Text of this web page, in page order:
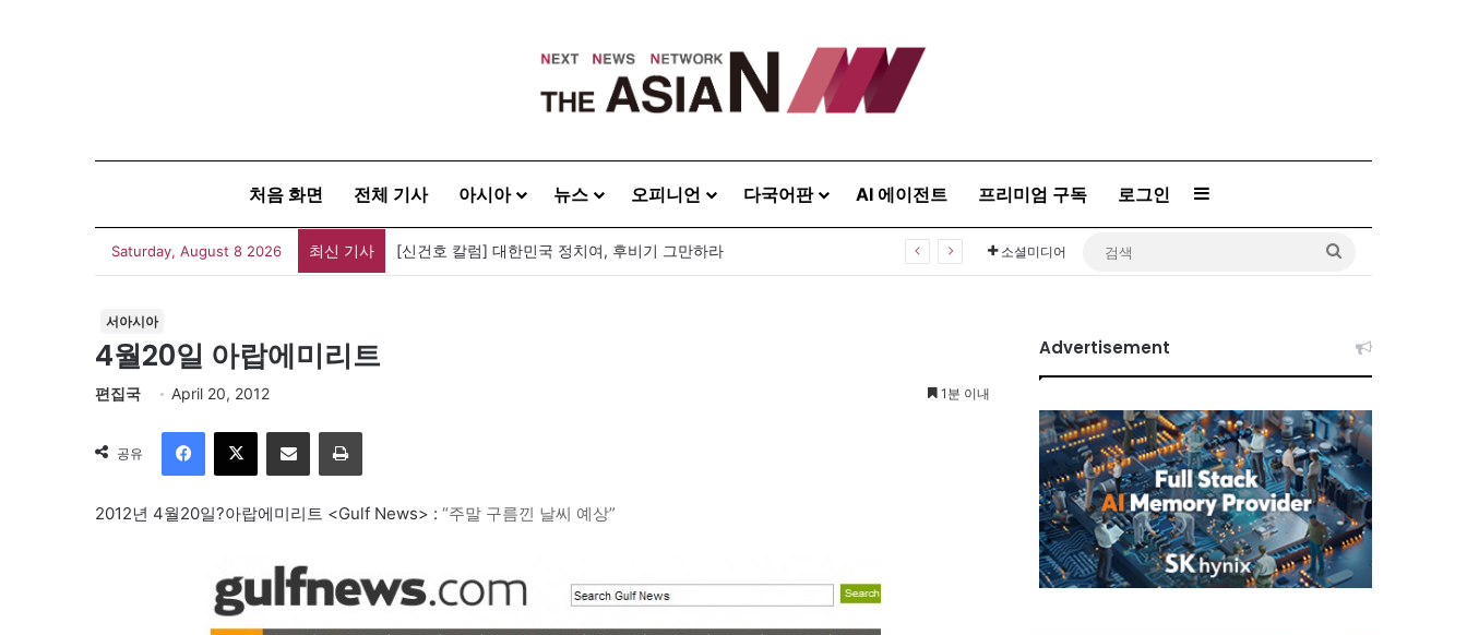
처음 화면 전체 기사 아시아 뉴스 오피니언 다국어판 AI 에이전트 프리미엄 구독 로그인 Sidebar
Saturday, August 8 2026 최신 기사 [신건호 칼럼] 대한민국 정치여, 후비기 그만하라 소셜미디어
서아시아
4월20일 아랍에미리트
편집국 April 20, 2012 1분 이내
공유
이메일
2012년 4월20일?아랍에미리트 <Gulf News> : “주말 구름낀 날씨 예상”
Advertisement